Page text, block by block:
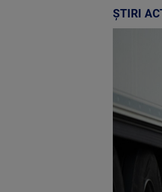
ȘTIRI